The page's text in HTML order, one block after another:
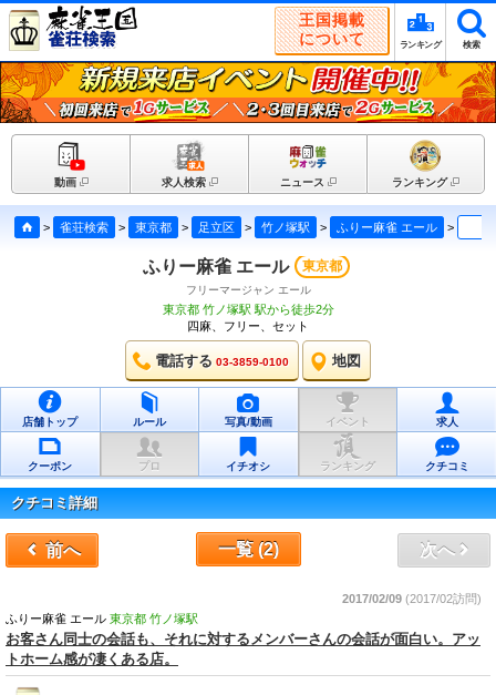
王国掲載
について
ランキング 検索
動画 求人検索 ニュース ランキング
> 雀荘検索 > 東京都 > 足立区 > 竹ノ塚駅 > ふりー麻雀 エール >
ふりー麻雀 エール 東京都
フリーマージャン エール
東京都 竹ノ塚駅 駅から徒歩2分
四麻、フリー、セット
電話する 03-3859-0100 地図
店舗トップ ルール 写真/動画 イベント 求人
クーポン プロ イチオシ ランキング クチコミ
クチコミ詳細
前へ 一覧 (2) 次へ
ふりー麻雀 エール 東京都 竹ノ塚駅
お客さん同士の会話も、それに対するメンバーさんの会話が面白い。アッ
トホーム感が凄くある店。
2017/02/09 (2017/02訪問)